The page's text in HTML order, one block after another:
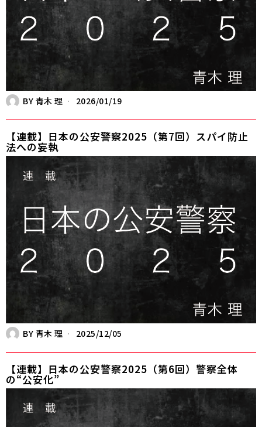
BY 青木 理 2026/01/19
【連載】日本の公安警察2025（第7回）スパイ防止
法への妄執
BY 青木 理 2025/12/05
【連載】日本の公安警察2025（第6回）警察全体
の“公安化”